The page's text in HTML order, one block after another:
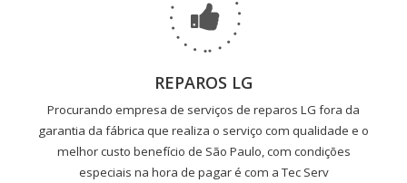
REPAROS LG
Procurando empresa de serviços de reparos LG fora da
garantia da fábrica que realiza o serviço com qualidade e o
melhor custo benefício de São Paulo, com condições
especiais na hora de pagar é com a Tec Serv